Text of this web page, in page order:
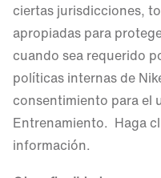
ciertas jurisdicciones,
apropiadas para
cuando sea requerido
políticas internas de
consentimiento para el
Entrenamiento. Haga
información.